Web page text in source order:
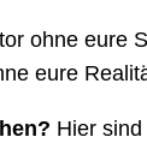
ohne eure
eure
Hier